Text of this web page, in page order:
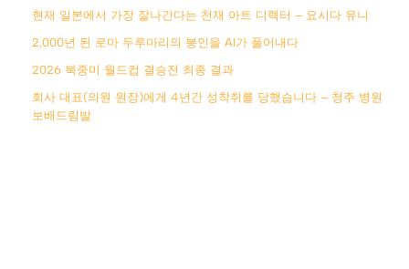
현재 일본에서 가장 잘나간다는 천재 아트 디렉터 – 요시다 유니
2,000년 된 로마 두루마리의 봉인을 AI가 풀어내다
2026 북중미 월드컵 결승전 최종 결과
회사 대표(의원 원장)에게 4년간 성착취를 당했습니다 – 청주 병원
보배드림발